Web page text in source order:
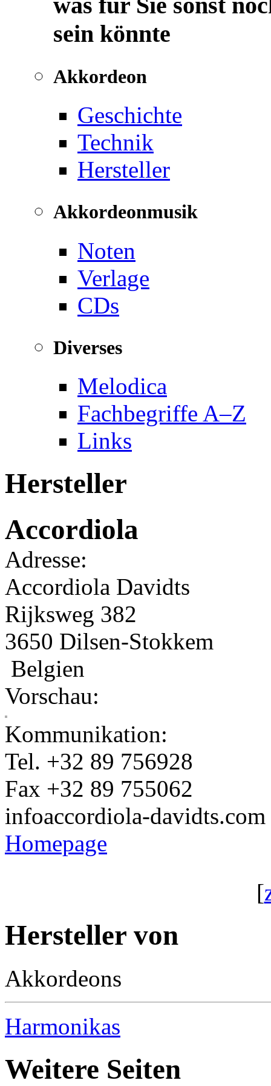
sein könnte
Akkordeon
Geschichte
Technik
Hersteller
Akkordeonmusik
Noten
Verlage
CDs
Diverses
Melodica
Fachbegriffe A–Z
Links
Hersteller
Accordiola
Adresse:
Accordiola Davidts
Rijksweg 382
3650 Dilsen-Stokkem
Belgien
Vorschau:
Kommunikation:
Tel. +32 89 756928
Fax +32 89 755062
infoaccordiola-davidts.com
Homepage
[
Hersteller von
Akkordeons
Harmonikas
Weitere Seiten